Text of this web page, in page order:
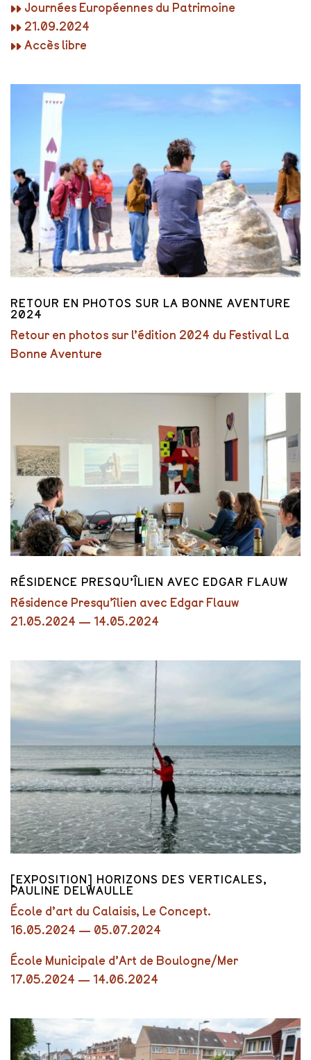
▸▸ Journées Européennes du Patrimoine
▸▸ 21.09.2024
▸▸ Accès libre
RETOUR EN PHOTOS SUR LA BONNE AVENTURE
2024
Retour en photos sur l’édition 2024 du Festival La
Bonne Aventure
RÉSIDENCE PRESQU’ÎLIEN AVEC EDGAR FLAUW
Résidence Presqu’îlien avec Edgar Flauw
21.05.2024 — 14.05.2024
[EXPOSITION] HORIZONS DES VERTICALES,
PAULINE DELWAULLE
École d’art du Calaisis, Le Concept.
16.05.2024 — 05.07.2024
École Municipale d’Art de Boulogne/Mer
17.05.2024 — 14.06.2024